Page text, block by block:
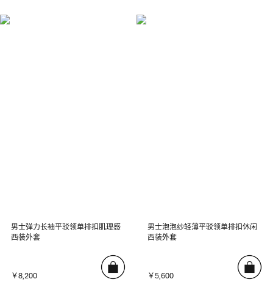
男士弹力长袖平驳领单排扣肌理感
西装外套
￥8,200
男士泡泡纱轻薄平驳领单排扣休闲
西装外套
￥5,600